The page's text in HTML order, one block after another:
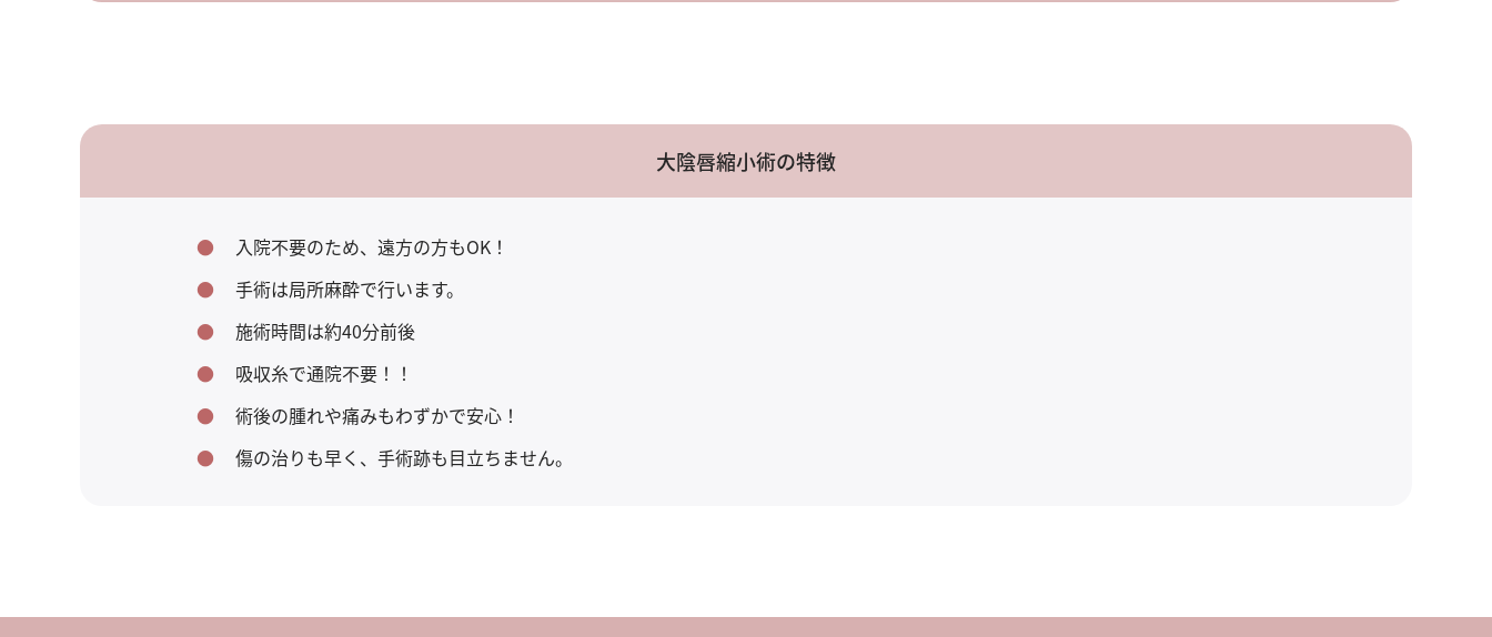
大陰唇縮小術の特徴
入院不要のため、遠方の方もOK！
手術は局所麻酔で行います。
施術時間は約40分前後
吸収糸で通院不要！！
術後の腫れや痛みもわずかで安心！
傷の治りも早く、手術跡も目立ちません。